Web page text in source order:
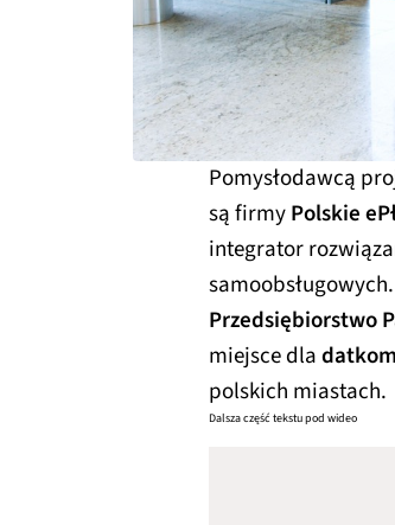
Pomysłodawcą
są firmyPolskie
integrator
Przedsiębiorstwo
miejsce dla
polskich miastach.
Dalsza część tekstu pod wideo